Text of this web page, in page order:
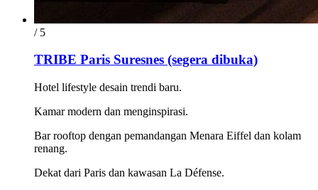
/ 5
TRIBE Paris Suresnes (segera dibuka)
Hotel lifestyle desain trendi baru.
Kamar modern dan menginspirasi.
Bar rooftop dengan pemandangan Menara Eiffel dan kolam
renang.
Dekat dari Paris dan kawasan La Défense.